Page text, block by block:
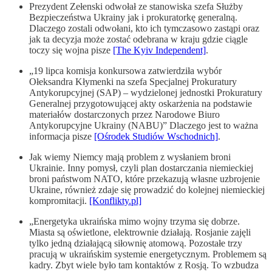
Prezydent Zełenski odwołał ze stanowiska szefa Służby
Bezpieczeństwa Ukrainy jak i prokuratorkę generalną.
Dlaczego zostali odwołani, kto ich tymczasowo zastąpi oraz
jak ta decyzja może zostać odebrana w kraju gdzie ciągle
toczy się wojna pisze [The Kyiv Independent].
„19 lipca komisja konkursowa zatwierdziła wybór
Ołeksandra Kłymenki na szefa Specjalnej Prokuratury
Antykorupcyjnej (SAP) – wydzielonej jednostki Prokuratury
Generalnej przygotowującej akty oskarżenia na podstawie
materiałów dostarczonych przez Narodowe Biuro
Antykorupcyjne Ukrainy (NABU)” Dlaczego jest to ważna
informacja pisze [Ośrodek Studiów Wschodnich].
Jak wiemy Niemcy mają problem z wysłaniem broni
Ukrainie. Inny pomysł, czyli plan dostarczania niemieckiej
broni państwom NATO, które przekazują własne uzbrojenie
Ukraine, również zdaje się prowadzić do kolejnej niemieckiej
kompromitacji. [Konflikty.pl]
„Energetyka ukraińska mimo wojny trzyma się dobrze.
Miasta są oświetlone, elektrownie działają. Rosjanie zajęli
tylko jedną działającą siłownię atomową. Pozostałe trzy
pracują w ukraińskim systemie energetycznym. Problemem są
kadry. Zbyt wiele było tam kontaktów z Rosją. To wzbudza